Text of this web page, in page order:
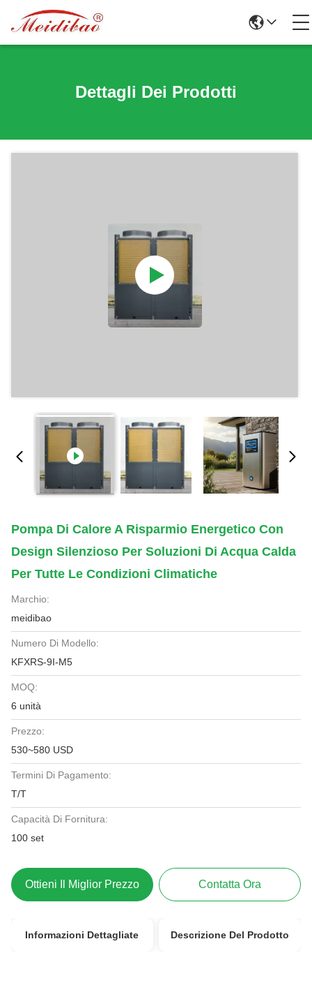
Dettagli Dei Prodotti
Pompa Di Calore A Risparmio Energetico Con
Design Silenzioso Per Soluzioni Di Acqua Calda
Per Tutte Le Condizioni Climatiche
Marchio:
meidibao
Numero Di Modello:
KFXRS-9I-M5
MOQ:
6 unità
Prezzo:
530~580 USD
Termini Di Pagamento:
T/T
Capacità Di Fornitura:
100 set
Ottieni Il Miglior Prezzo Contatta Ora
Informazioni Dettagliate Descrizione Del Prodotto